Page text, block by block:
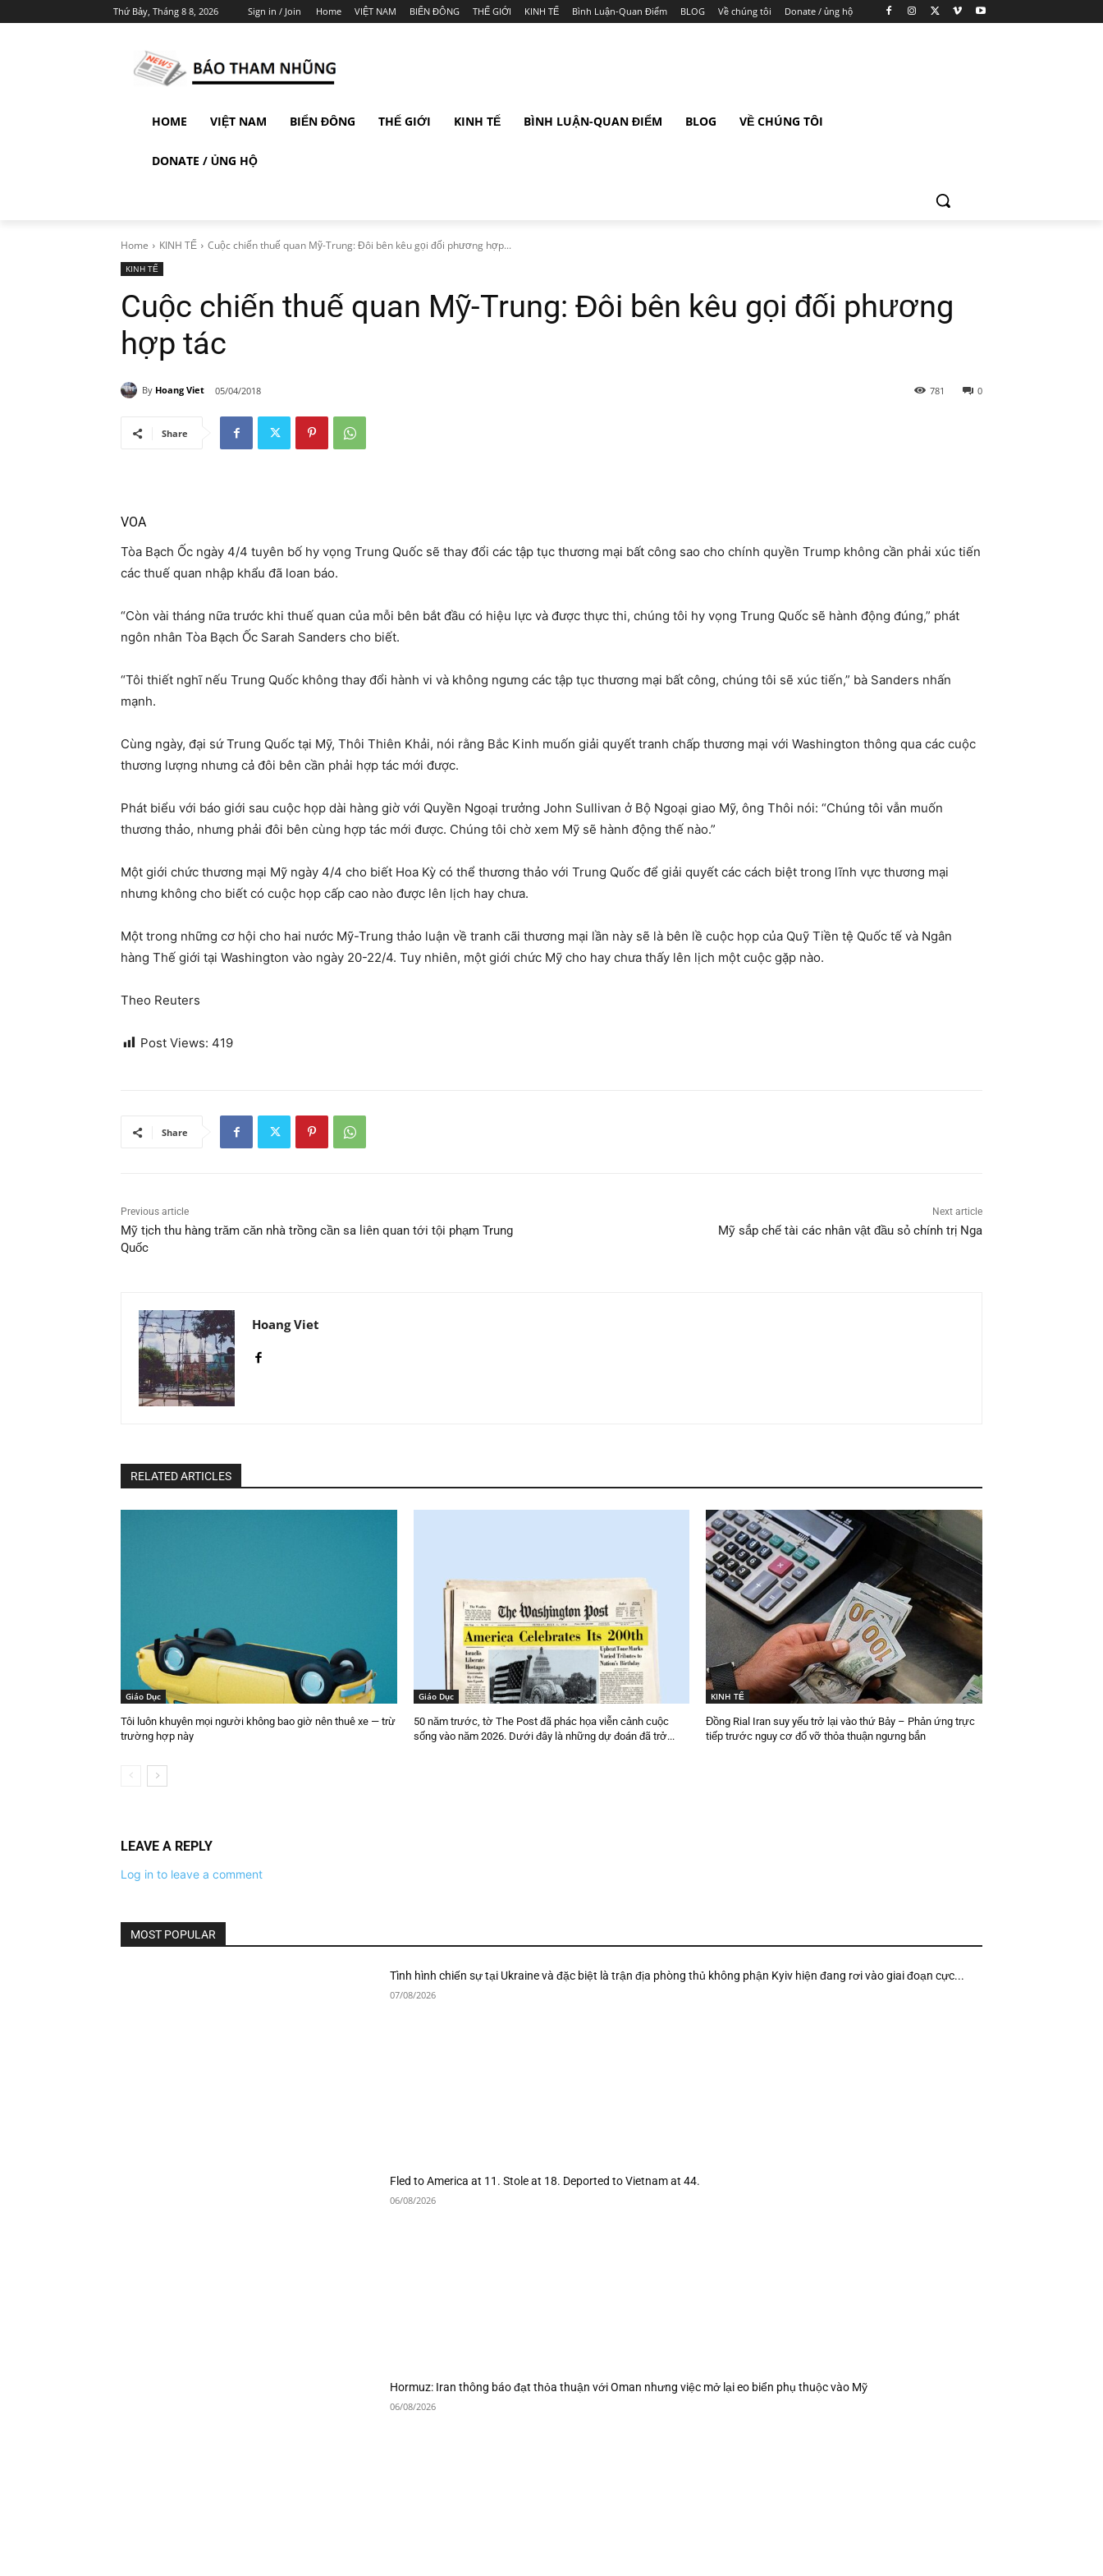
Thứ Bảy, Tháng 8 8, 2026 Sign in / Join Home VIỆT NAM BIỂN ĐÔNG THẾ GIỚI KINH TẾ Bình Luận-Quan Điểm BLOG Về chúng tôi Donate / ủng hộ
HOME VIỆT NAM BIỂN ĐÔNG THẾ GIỚI KINH TẾ BÌNH LUẬN-QUAN ĐIỂM BLOG VỀ CHÚNG TÔI
DONATE / ỦNG HỘ
Home KINH TẾ Cuộc chiến thuế quan Mỹ-Trung: Đôi bên kêu gọi đối phương hợp...
KINH TẾ
Cuộc chiến thuế quan Mỹ-Trung: Đôi bên kêu gọi đối phương
hợp tác
By Hoang Viet 05/04/2018 0
781
Share
VOA
Tòa Bạch Ốc ngày 4/4 tuyên bố hy vọng Trung Quốc sẽ thay đổi các tập tục thương mại bất công sao cho chính quyền Trump không cần phải xúc tiến
các thuế quan nhập khẩu đã loan báo.
“Còn vài tháng nữa trước khi thuế quan của mỗi bên bắt đầu có hiệu lực và được thực thi, chúng tôi hy vọng Trung Quốc sẽ hành động đúng,” phát
ngôn nhân Tòa Bạch Ốc Sarah Sanders cho biết.
“Tôi thiết nghĩ nếu Trung Quốc không thay đổi hành vi và không ngưng các tập tục thương mại bất công, chúng tôi sẽ xúc tiến,” bà Sanders nhấn
mạnh.
Cùng ngày, đại sứ Trung Quốc tại Mỹ, Thôi Thiên Khải, nói rằng Bắc Kinh muốn giải quyết tranh chấp thương mại với Washington thông qua các cuộc
thương lượng nhưng cả đôi bên cần phải hợp tác mới được.
Phát biểu với báo giới sau cuộc họp dài hàng giờ với Quyền Ngoại trưởng John Sullivan ở Bộ Ngoại giao Mỹ, ông Thôi nói: “Chúng tôi vẫn muốn
thương thảo, nhưng phải đôi bên cùng hợp tác mới được. Chúng tôi chờ xem Mỹ sẽ hành động thế nào.”
Một giới chức thương mại Mỹ ngày 4/4 cho biết Hoa Kỳ có thể thương thảo với Trung Quốc để giải quyết các cách biệt trong lĩnh vực thương mại
nhưng không cho biết có cuộc họp cấp cao nào được lên lịch hay chưa.
Một trong những cơ hội cho hai nước Mỹ-Trung thảo luận về tranh cãi thương mại lần này sẽ là bên lề cuộc họp của Quỹ Tiền tệ Quốc tế và Ngân
hàng Thế giới tại Washington vào ngày 20-22/4. Tuy nhiên, một giới chức Mỹ cho hay chưa thấy lên lịch một cuộc gặp nào.
Theo Reuters
Post Views: 419
Share
Previous article
Mỹ tịch thu hàng trăm căn nhà trồng cần sa liên quan tới tội phạm Trung
Quốc
Next article
Mỹ sắp chế tài các nhân vật đầu sỏ chính trị Nga
Hoang Viet
RELATED ARTICLES
Giáo Dục
Tôi luôn khuyên mọi người không bao giờ nên thuê xe — trừ
trường hợp này
Giáo Dục
50 năm trước, tờ The Post đã phác họa viễn cảnh cuộc
sống vào năm 2026. Dưới đây là những dự đoán đã trở...
KINH TẾ
Đồng Rial Iran suy yếu trở lại vào thứ Bảy – Phản ứng trực
tiếp trước nguy cơ đổ vỡ thỏa thuận ngưng bắn
LEAVE A REPLY
Log in to leave a comment
MOST POPULAR
Tình hình chiến sự tại Ukraine và đặc biệt là trận địa phòng thủ không phận Kyiv hiện đang rơi vào giai đoạn cực...
07/08/2026
Fled to America at 11. Stole at 18. Deported to Vietnam at 44.
06/08/2026
Hormuz: Iran thông báo đạt thỏa thuận với Oman nhưng việc mở lại eo biển phụ thuộc vào Mỹ
06/08/2026